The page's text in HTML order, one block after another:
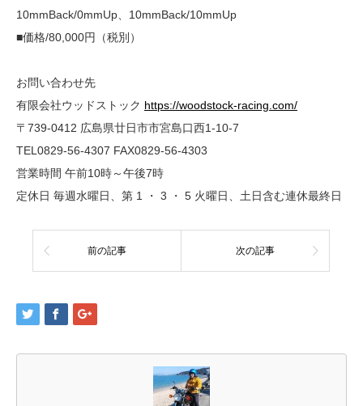
10mmBack/0mmUp、10mmBack/10mmUp
■価格/80,000円（税別）
お問い合わせ先
有限会社ウッドストック https://woodstock-racing.com/
〒739-0412 広島県廿日市市宮島口西1-10-7
TEL0829-56-4307 FAX0829-56-4303
営業時間 午前10時～午後7時
定休日 毎週水曜日、第 1 ・ 3 ・ 5 火曜日、土日含む連休最終日
前の記事 次の記事